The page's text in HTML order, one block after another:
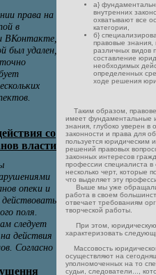
а}
внутренних
охватывают все
категории,
б}
правовые знания,
различных видов
составление
необходимых
определенных
ходе решения
Таким образом,
имеет фундаментальные
знания, глубоко уверен в
законности и права для
пользуется юридическим
решений правовых
законных интересов
профессии специалиста
несколько черт, которые
что выделяет эту
Выше мы уже обращали
работа в своем
отвечает требованиям
творческой работы.
При этом, юридическую
характеризовать
Массовость
осуществляют на
уполномоченных на то
судьи, следователи...,